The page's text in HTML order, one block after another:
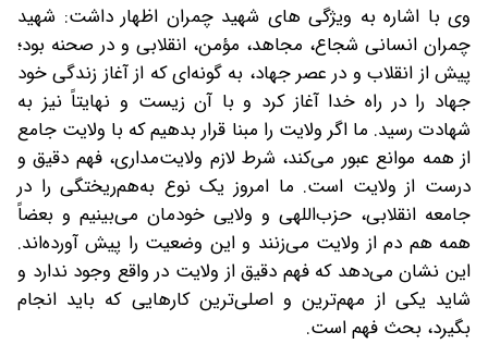
وی با اشاره به ویژگی های شهید چمران اظهار داشت: شهید
چمران انسانی شجاع، مجاهد، مؤمن، انقلابی و در صحنه بود؛
پیش از انقلاب و در عصر جهاد، به گونه‌ای که از آغاز زندگی خود
جهاد را در راه خدا آغاز کرد و با آن زیست و نهایتاً نیز به
شهادت رسید. ما اگر ولایت را مبنا قرار بدهیم که با ولایت جامع
از همه موانع عبور می‌کند، شرط لازم ولایت‌مداری، فهم دقیق و
درست از ولایت است. ما امروز یک نوع به‌هم‌ریختگی را در
جامعه انقلابی، حزب‌اللهی و ولایی خودمان می‌بینیم و بعضاً
همه هم دم از ولایت می‌زنند و این وضعیت را پیش آورده‌اند.
این نشان می‌دهد که فهم دقیق از ولایت در واقع وجود ندارد و
شاید یکی از مهم‌ترین و اصلی‌ترین کارهایی که باید انجام
بگیرد، بحث فهم است.